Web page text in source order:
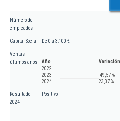
Número de
empleados
Capital Social De 0 a 3.100 €
Ventas
últimos años
Año
Variación
2022
2023
-49,57 %
2024
23,37 %
Resultado
2024
Positivo